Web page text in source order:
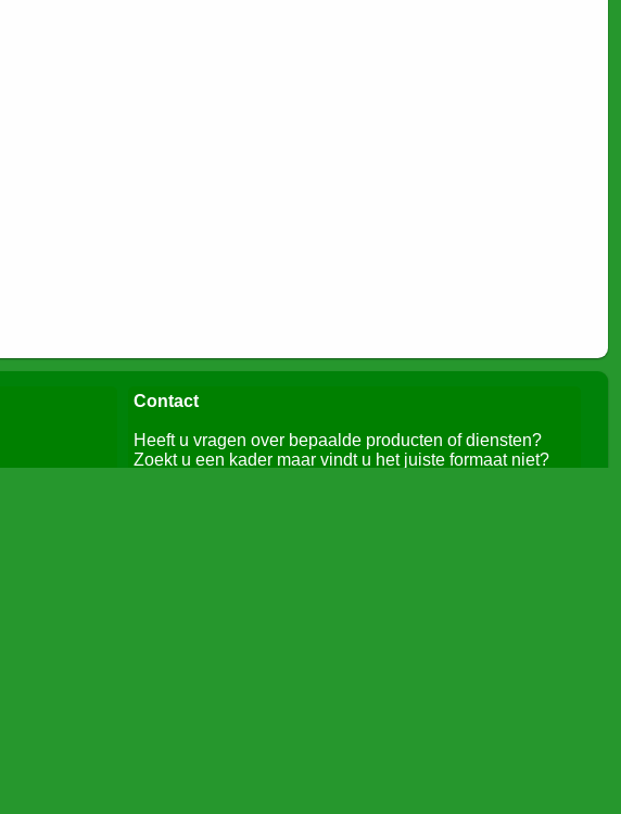
Contact
Heeft u vragen over bepaalde producten of diensten?
Zoekt u een kader maar vindt u het juiste formaat niet?